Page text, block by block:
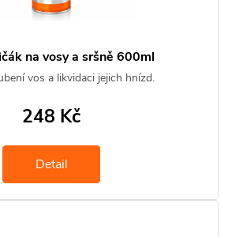
na vosy a sršně 600ml
vos a likvidaci jejich hnízd.
248 Kč
Detail